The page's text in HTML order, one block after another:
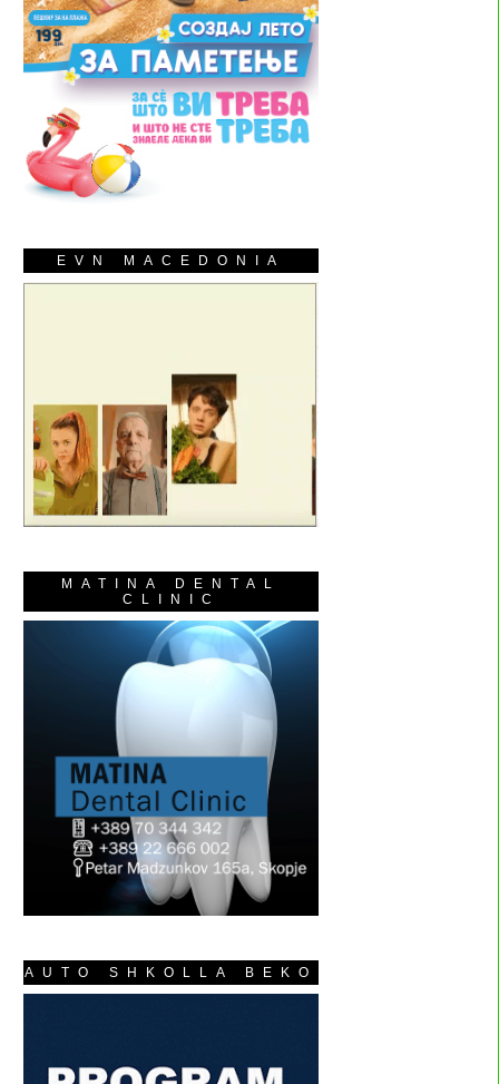
EVN MACEDONIA
MATINA DENTAL
CLINIC
AUTO SHKOLLA BEKO